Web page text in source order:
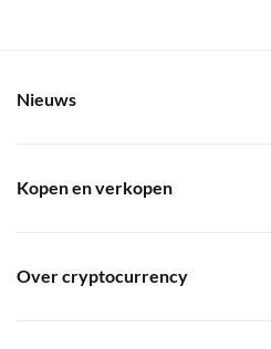
Nieuws
Kopen en verkopen
Over cryptocurrency